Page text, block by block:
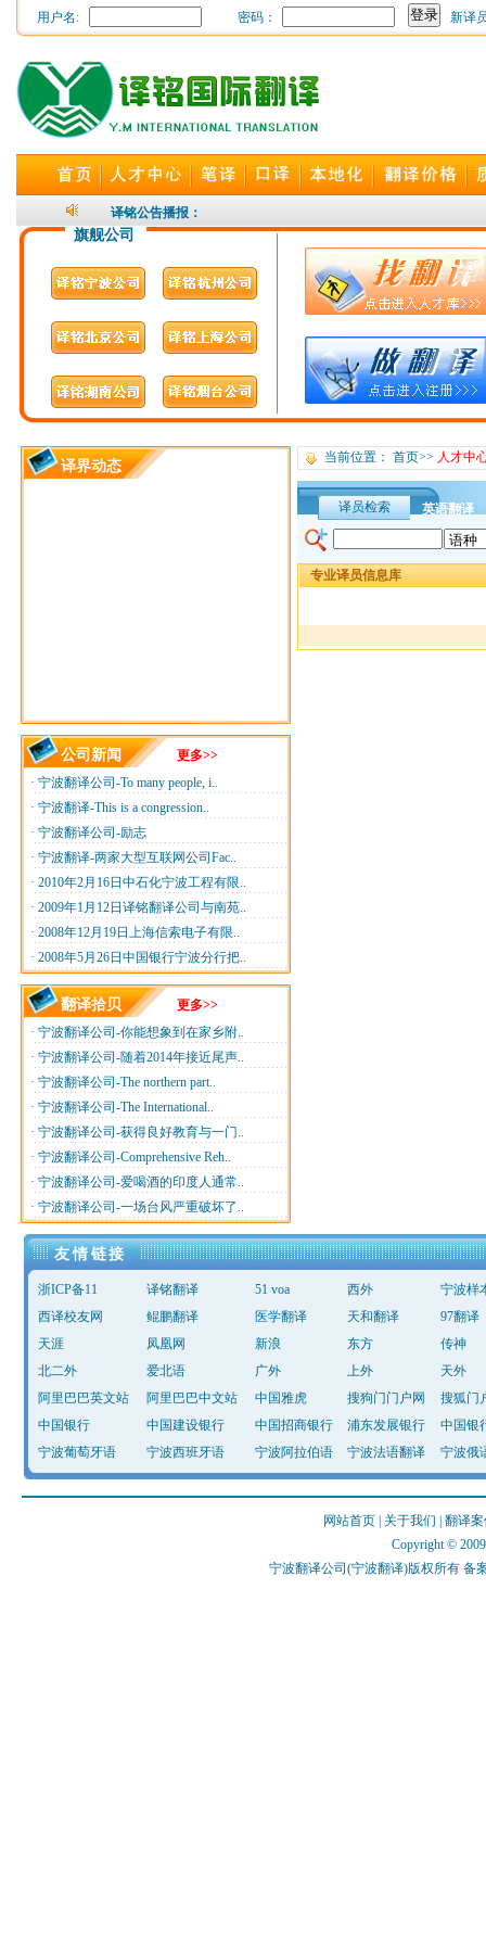
用户名: 密码： 新译
译铭公告播报：
24小时随时为您开通，
旗舰公司
译界动态
公司新闻
更多>>
· 宁波翻译公司-To many people, i..
· 宁波翻译-This is a congression..
· 宁波翻译公司-励志
· 宁波翻译-两家大型互联网公司Fac..
· 2010年2月16日中石化宁波工程有限..
· 2009年1月12日译铭翻译公司与南苑..
· 2008年12月19日上海信索电子有限..
· 2008年5月26日中国银行宁波分行把..
翻译拾贝
更多>>
· 宁波翻译公司-你能想象到在家乡附..
· 宁波翻译公司-随着2014年接近尾声..
· 宁波翻译公司-The northern part..
· 宁波翻译公司-The International..
· 宁波翻译公司-获得良好教育与一门..
· 宁波翻译公司-Comprehensive Reh..
· 宁波翻译公司-爱喝酒的印度人通常..
· 宁波翻译公司-一场台风严重破坏了..
当前位置： 首页>> 人才中
译员检索 英语翻译
专业译员信息库
友情链接
浙ICP备11 译铭翻译 51 voa 西外
宁波样
西译校友网
鲲鹏翻译 医学翻译 天和翻译
97翻译
天涯
凤凰网 新浪 东方
传神
北二外
爱北语 广外 上外
天外
阿里巴巴英文站
阿里巴巴中文站 中国雅虎 搜狗门门户网
搜狐门
中国银行
中国建设银行 中国招商银行 浦东发展银行
中国银
宁波葡萄牙语
宁波西班牙语 宁波阿拉伯语 宁波法语翻译 宁波俄
网站首页 关于我们
翻译
Copyright ©
宁波翻译公司(宁波翻译)版权所有 备